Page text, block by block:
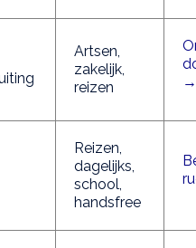
Artsen,
zakelijk,
reizen
→
Reizen,
dagelijks,
school,
handsfree